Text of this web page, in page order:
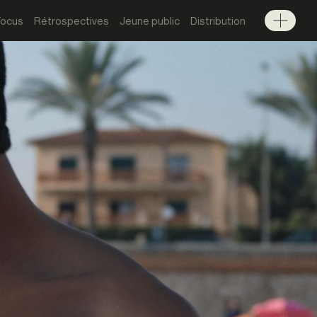
Rétrospectives Jeune public Distribution
Menu